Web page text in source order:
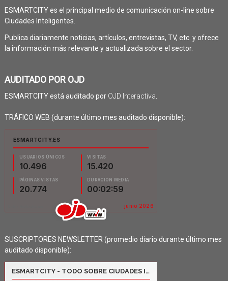
ESMARTCITY es el principal medio de comunicación on-line sobre
Ciudades Inteligentes.
Publica diariamente noticias, artículos, entrevistas, TV, etc. y ofrece
la información más relevante y actualizada sobre el sector.
AUDITADO POR OJD
ESMARTCITY está auditado por OJD Interactiva.
TRÁFICO WEB (durante último mes auditado disponible):
SUSCRIPTORES NEWSLETTER (promedio diario durante último mes
auditado disponible):